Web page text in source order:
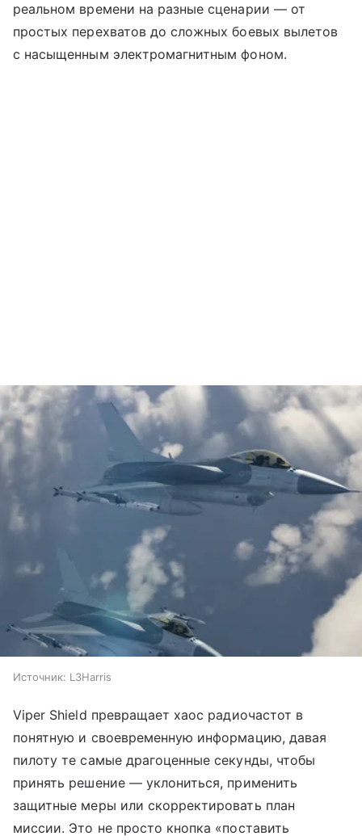
реальном времени на разные сценарии — от
простых перехватов до сложных боевых вылетов
с насыщенным электромагнитным фоном.
Источник: L3Harris
Viper Shield превращает хаос радиочастот в
понятную и своевременную информацию, давая
пилоту те самые драгоценные секунды, чтобы
принять решение — уклониться, применить
защитные меры или скорректировать план
миссии. Это не просто кнопка «поставить